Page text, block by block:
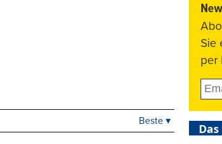
Beste ▾
Sie
per